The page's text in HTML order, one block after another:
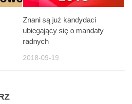
Znani są już kandydaci
ubiegający się o mandaty
radnych
2018-09-19